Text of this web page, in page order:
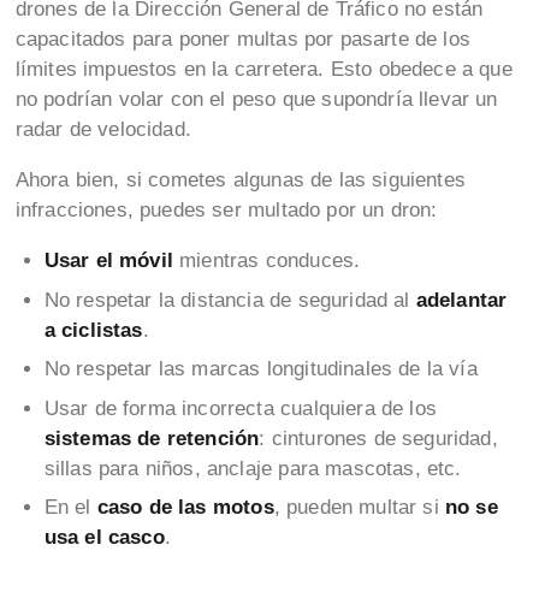
drones de la Dirección General de Tráfico no están
capacitados para poner multas por pasarte de los
límites impuestos en la carretera. Esto obedece a que
no podrían volar con el peso que supondría llevar un
radar de velocidad.
Ahora bien, si cometes algunas de las siguientes
infracciones, puedes ser multado por un dron:
Usar el móvil mientras conduces.
No respetar la distancia de seguridad al adelantar
a ciclistas.
No respetar las marcas longitudinales de la vía
Usar de forma incorrecta cualquiera de los
sistemas de retención: cinturones de seguridad,
sillas para niños, anclaje para mascotas, etc.
En el caso de las motos, pueden multar si no se
usa el casco.